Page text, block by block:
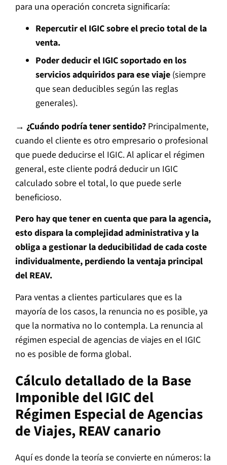
para una operación concreta significaría:
Repercutir el IGIC sobre el precio total de la
venta.
Poder deducir el IGIC soportado en los
servicios adquiridos para ese viaje (siempre
que sean deducibles según las reglas
generales).
→ ¿Cuándo podría tener sentido? Principalmente,
cuando el cliente es otro empresario o profesional
que puede deducirse el IGIC. Al aplicar el régimen
general, este cliente podrá deducir un IGIC
calculado sobre el total, lo que puede serle
beneficioso.
Pero hay que tener en cuenta que para la agencia,
esto dispara la complejidad administrativa y la
obliga a gestionar la deducibilidad de cada coste
individualmente, perdiendo la ventaja principal
del REAV.
Para ventas a clientes particulares que es la
mayoría de los casos, la renuncia no es posible, ya
que la normativa no lo contempla. La renuncia al
régimen especial de agencias de viajes en el IGIC
no es posible de forma global.
Cálculo detallado de la Base
Imponible del IGIC del
Régimen Especial de Agencias
de Viajes, REAV canario
Aquí es donde la teoría se convierte en números: la